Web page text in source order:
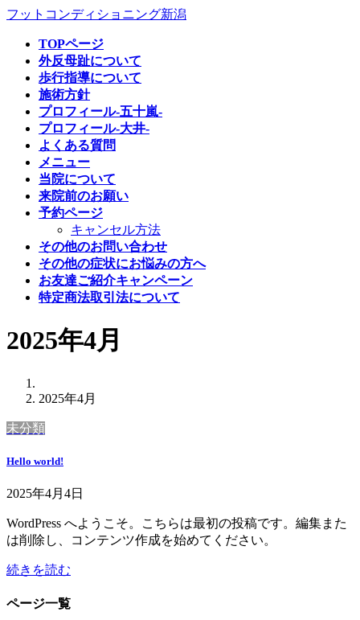
コ
ナ
フットコンディショニング新潟
TOPページ
外反母趾について
歩行指導について
施術方針
プロフィール-五十嵐-
プロフィール-大井-
よくある質問
メニュー
当院について
来院前のお願い
予約ページ
キャンセル方法
その他のお問い合わせ
その他の症状にお悩みの方へ
お友達ご紹介キャンペーン
特定商法取引法について
2025年4月
2025年4月
未分類
Hello world!
2025年4月4日
WordPress へようこそ。こちらは最初の投稿です。編集また
は削除し、コンテンツ作成を始めてください。
続きを読む
ページ一覧